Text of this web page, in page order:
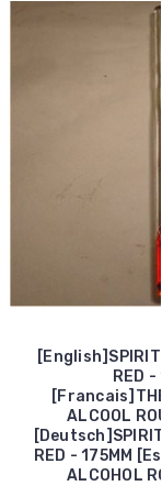
[English]SPIRIT
RED -
ALCOOL
RED - 175MM
ALCOHOL